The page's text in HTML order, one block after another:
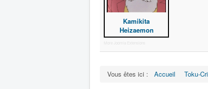
Kamikita
Heizaemon
More Joomla Extensions
Vous êtes ici : Accueil Toku-